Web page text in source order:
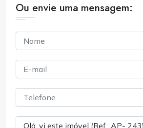
Ou envie uma mensagem: